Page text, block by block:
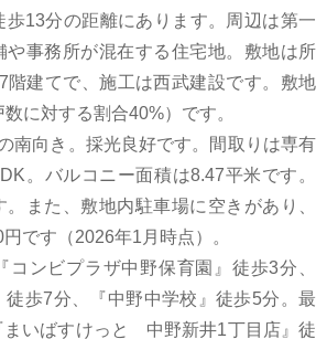
歩13分の距離にあります。周辺は第一
や事務所が混在する住宅地。敷地は所
階建てで、施工は西武建設です。敷地
に対する割合40%）です。
南向き。採光良好です。間取りは専有
。バルコニー面積は8.47平米です。
また、敷地内駐車場に空きがあり、
です（2026年1月時点）。
コンビプラザ中野保育園』徒歩3分、
徒歩7分、『中野中学校』徒歩5分。最
まいばすけっと 中野新井1丁目店』徒